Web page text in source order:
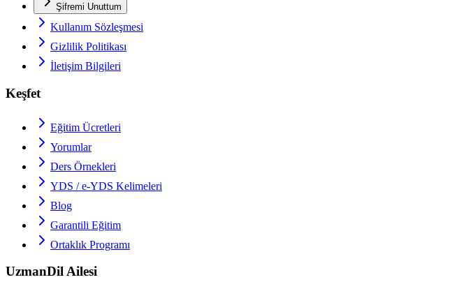
Şifremi Unuttum
Kullanım Sözleşmesi
Gizlilik Politikası
İletişim Bilgileri
Keşfet
Eğitim Ücretleri
Yorumlar
Ders Örnekleri
YDS / e-YDS Kelimeleri
Blog
Garantili Eğitim
Ortaklık Programı
UzmanDil Ailesi